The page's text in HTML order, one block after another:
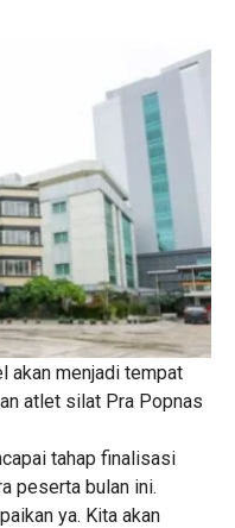
akan menjadi tempat
atlet silat Pra Popnas
tahap finalisasi
peserta bulan ini.
ya. Kita akan